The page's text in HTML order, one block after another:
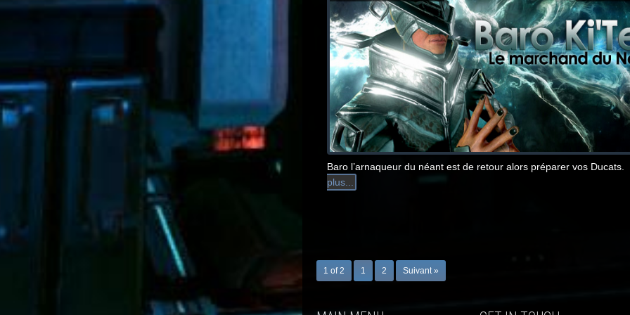
Baro l’arnaqueur du néant est de retour alors préparer vos Ducats.
plus...
1 of 2 1 2 Suivant »